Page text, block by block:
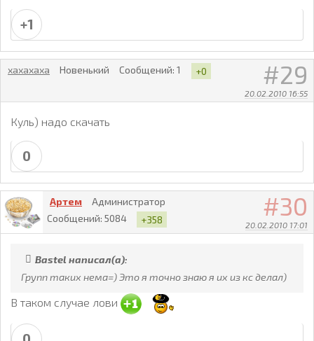
+1
29
20.02.2010 16:55
хахахаха Новенький Сообщений: 1 +0
Куль) надо скачать
0
30
20.02.2010 17:01
Артем
Администратор
Сообщений: 5084 +358
Bastel написал(а):
Групп таких нема=) Это я точно знаю я их из кс делал)
В таком случае лови